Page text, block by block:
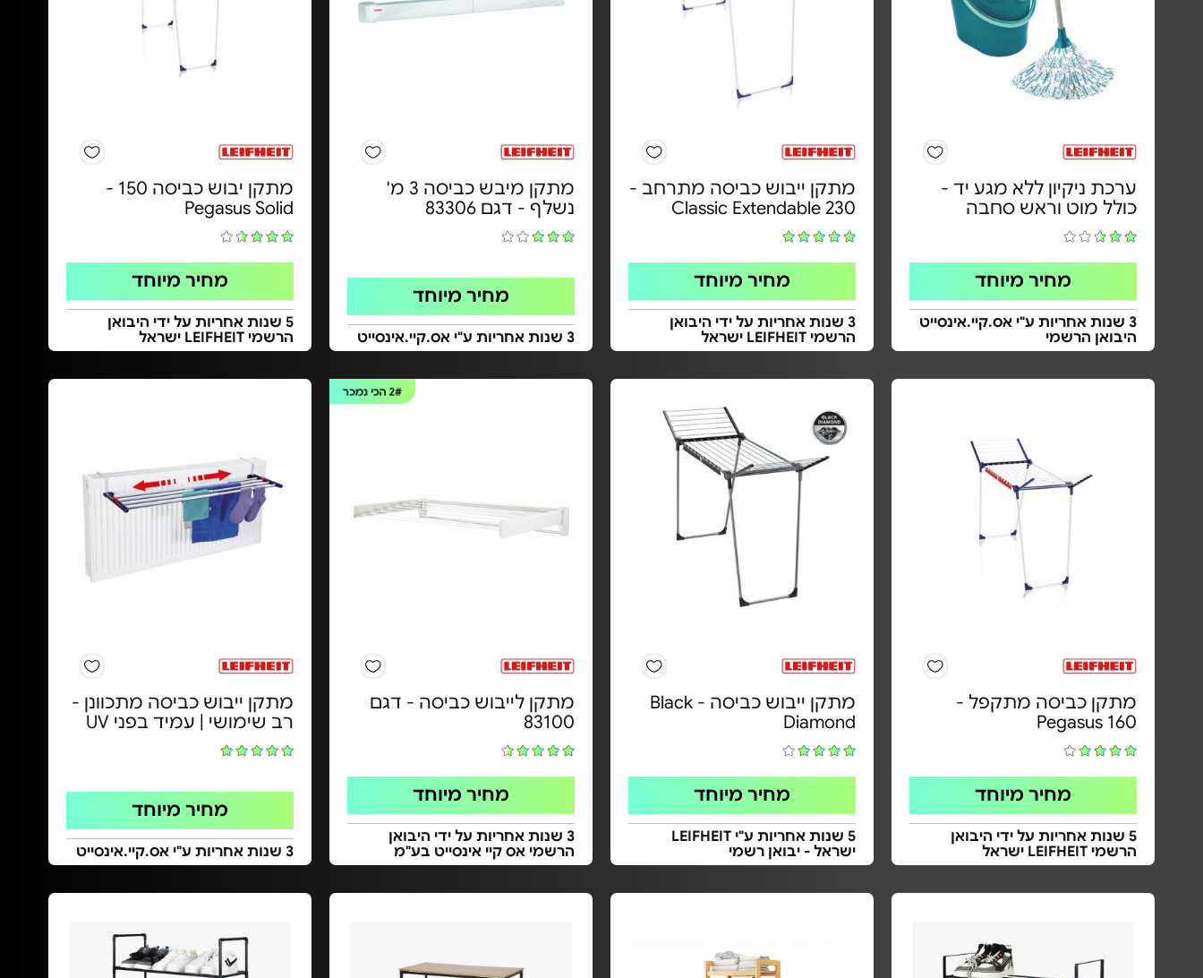
ערכת ניקיון ללא מגע יד -
כולל מוט וראש סחבה
מחיר מיוחד
3 שנות אחריות ע"י אס.קיי.אינסייט
היבואן הרשמי
מתקן ייבוש כביסה מתרחב -
Classic Extendable 230
מחיר מיוחד
3 שנות אחריות על ידי היבואן
הרשמי LEIFHEIT ישראל
מתקן מיבש כביסה 3 מ'
נשלף - דגם 83306
מחיר מיוחד
3 שנות אחריות ע"י אס.קיי.אינסייט
מתקן יבוש כביסה 150 -
Pegasus Solid
מחיר מיוחד
5 שנות אחריות על ידי היבואן
הרשמי LEIFHEIT ישראל
מתקן כביסה מתקפל -
Pegasus 160
מחיר מיוחד
5 שנות אחריות על ידי היבואן
הרשמי LEIFHEIT ישראל
מתקן ייבוש כביסה - Black
Diamond
מחיר מיוחד
5 שנות אחריות ע"י LEIFHEIT
ישראל - יבואן רשמי
2#הכי נמכר
מתקן לייבוש כביסה - דגם
83100
מחיר מיוחד
3 שנות אחריות על ידי היבואן
הרשמי אס קיי אינסייט בע"מ
מתקן ייבוש כביסה מתכוונן -
רב שימושי | עמיד בפני UV
מחיר מיוחד
3 שנות אחריות ע"י אס.קיי.אינסייט